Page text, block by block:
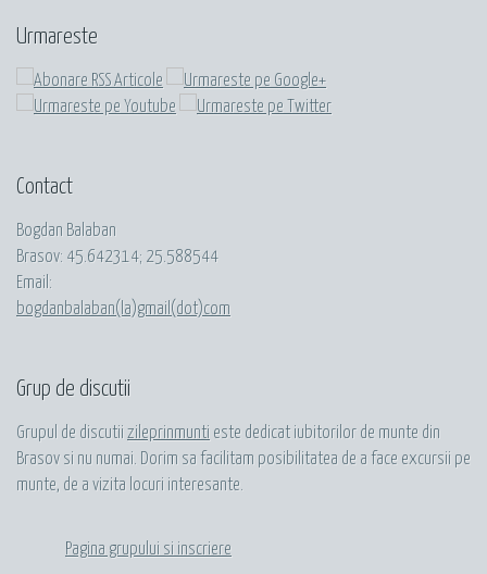
Urmareste
Contact
Bogdan Balaban
Brasov: 45.642314; 25.588544
Email:
bogdanbalaban(la)gmail(dot)com
Grup de discutii
Grupul de discutii zileprinmunti este dedicat iubitorilor de munte din
Brasov si nu numai. Dorim sa facilitam posibilitatea de a face excursii pe
munte, de a vizita locuri interesante.
Pagina grupului si inscriere